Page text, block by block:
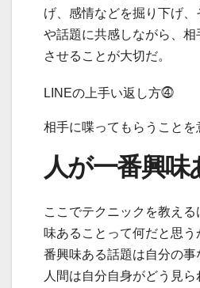
げ、感情などを掘り下げ
や話題に共感しながら、
させることが大切だ。
LINEの上手い返し方⓸
相手に喋ってもらうことを
人が一番興味
ここでテクニックを教え
味あることって何だと思
番興味ある話題は自分の事
人間は自分自身がどう見